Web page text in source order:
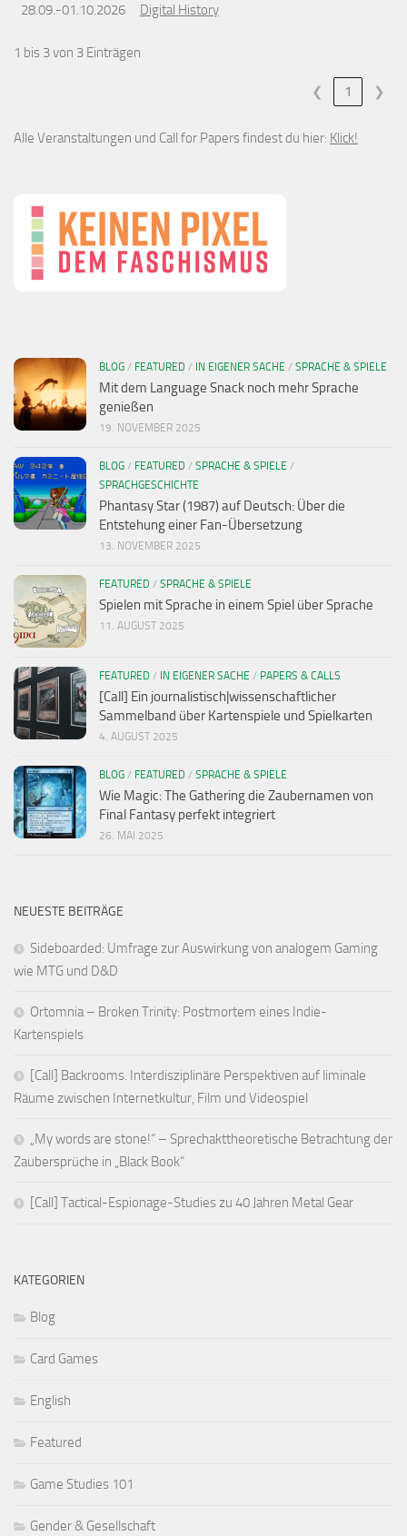
28.09.-01.10.2026 Digital History
1 bis 3 von 3 Einträgen
❮ 1 ❯
Alle Veranstaltungen und Call for Papers findest du hier: Klick!
BLOG / FEATURED / IN EIGENER SACHE / SPRACHE & SPIELE
Mit dem Language Snack noch mehr Sprache
genießen
19. NOVEMBER 2025
BLOG / FEATURED / SPRACHE & SPIELE /
SPRACHGESCHICHTE
Phantasy Star (1987) auf Deutsch: Über die
Entstehung einer Fan-Übersetzung
13. NOVEMBER 2025
FEATURED / SPRACHE & SPIELE
Spielen mit Sprache in einem Spiel über Sprache
11. AUGUST 2025
FEATURED / IN EIGENER SACHE / PAPERS & CALLS
[Call] Ein journalistisch|wissenschaftlicher
Sammelband über Kartenspiele und Spielkarten
4. AUGUST 2025
BLOG / FEATURED / SPRACHE & SPIELE
Wie Magic: The Gathering die Zaubernamen von
Final Fantasy perfekt integriert
26. MAI 2025
NEUESTE BEITRÄGE
Sideboarded: Umfrage zur Auswirkung von analogem Gaming
wie MTG und D&D
Ortomnia – Broken Trinity: Postmortem eines Indie-
Kartenspiels
[Call] Backrooms. Interdisziplinäre Perspektiven auf liminale
Räume zwischen Internetkultur, Film und Videospiel
„My words are stone!“ – Sprechakttheoretische Betrachtung der
Zaubersprüche in „Black Book“
[Call] Tactical-Espionage-Studies zu 40 Jahren Metal Gear
KATEGORIEN
Blog
Card Games
English
Featured
Game Studies 101
Gender & Gesellschaft